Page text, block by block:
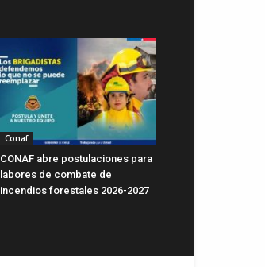
Conaf
CONAF abre postulaciones para
labores de combate de
incendios forestales 2026-2027